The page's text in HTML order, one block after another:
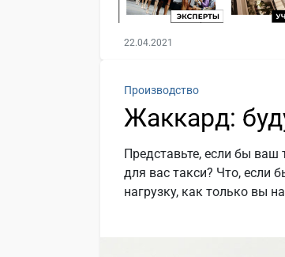
22.04.2021
Производство
Жаккард:
Представьте, если бы ваш
для вас такси? Что, если
нагрузку, как только вы